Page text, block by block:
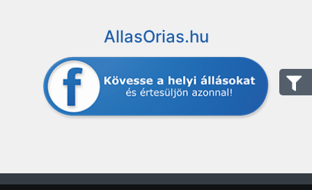
AllasOrias.hu